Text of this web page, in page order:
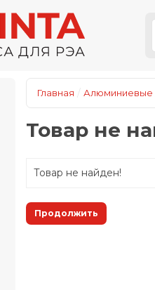
Главная Алюминиевые
Товар не
Товар не найден!
Продолжить